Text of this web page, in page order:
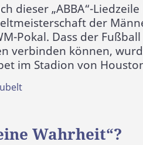
dieser „ABBA“-
der
Pokal. Dass der
verbinden können,
im Stadion von
Wahrheit“?